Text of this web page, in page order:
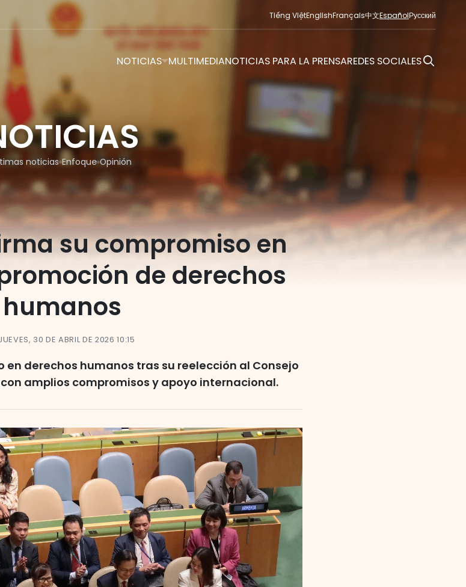
Tiếng ViệtEnglishFrançais中文EspañolРусский
NOTICIAS MULTIMEDIANOTICIAS PARA LA PRENSAREDES SOCIALES
noticias Enfoque Opinión
su compromiso en
de derechos
humanos
30 DE ABRIL DE 2026 10:15
derechos humanos tras su reelección al Consejo
con amplios compromisos y apoyo internacional.